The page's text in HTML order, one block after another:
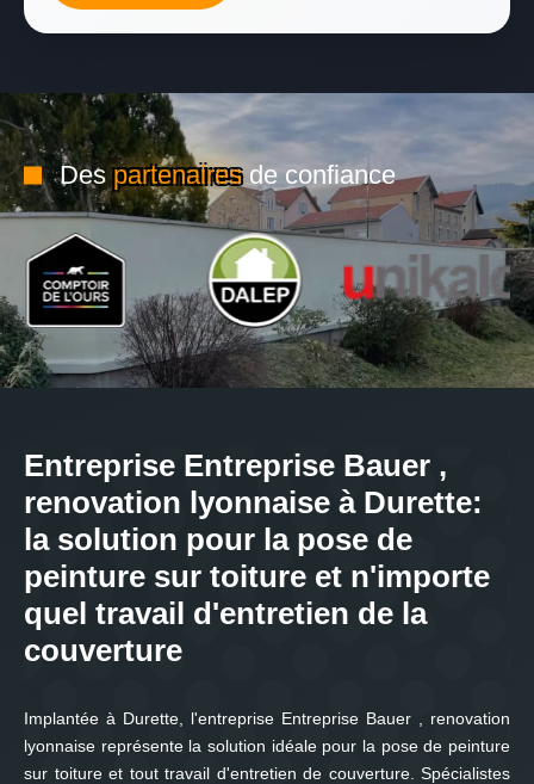
Despartenairesde confiance
Entreprise Entreprise Bauer ,
renovation lyonnaise à Durette:
la solution pour la pose de
peinture sur toiture et n'importe
quel travail d'entretien de la
couverture
Implantée à Durette, l'entreprise Entreprise Bauer , renovation
lyonnaise représente la solution idéale pour la pose de peinture
sur toiture et tout travail d'entretien de couverture. Spécialistes